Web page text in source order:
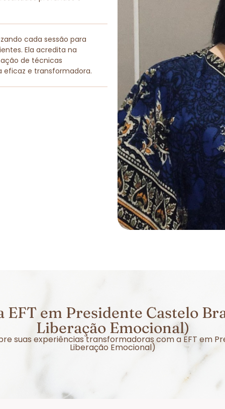
cada sessão para
Ela acredita na
de técnicas
eficaz e transformadora.
em Presidente Castelo
Liberação Emocional)
suas experiências transformadoras com a EFT em
Liberação Emocional)